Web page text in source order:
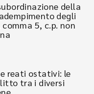
della
degli
5, c.p. non
reati ostativi: le
tra i diversi